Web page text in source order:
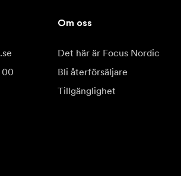
00
Om oss
Det här är Focus Nordic
Bli återförsäljare
Tillgänglighet